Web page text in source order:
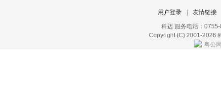
用户登录 友情链接
科迈 服务电话：
Copyright (C) 2001-2026
粤公